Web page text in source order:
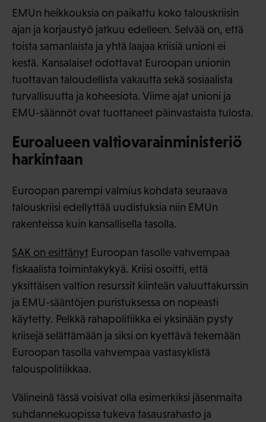
EMUn heikkouksia on paikattu koko talouskriisin
ajan ja korjaustyö jatkuu edelleen. Selvää on, että
toista samanlaista ja yhtä laajaa kriisiä unioni ei
kestä. Kansalaiset odottavat Euroopan unionin
tuottavan taloudellista vakautta sekä sosiaalista
turvallisuutta ja koheesiota. Viime ajat unioni ja
EMU-säännöt ovat tuottaneet päinvastaista tulosta.
Euroalueen valtiovarainministeriö
harkintaan
Euroopan parempi valmius kohdata seuraava
talouskriisi edellyttää uudistuksia niin EMUn
rakenteissa kuin kansallisella tasolla.
SAK on esittänyt Euroopan tasolle vahvempaa
fiskaalista toimintakykyä. Kriisi osoitti, että
yksittäisen valtion resurssit kiinteän valuuttakurssin
ja EMU-sääntöjen puristuksessa on nopeasti
käytetty. Pelkkä rahapolitiikka ei yksinään pysty
kriisejä selättämään ja siksi on kyettävä tekemään
Euroopan tasolla vahvempaa vastasyklistä
talouspolitiikkaa.
Välineinä tässä voisivat olla esimerkiksi jäsenmaita
suhdannekuopissa tukeva tasausrahasto ja